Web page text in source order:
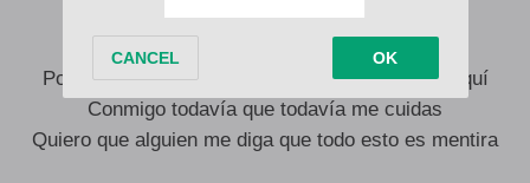
Es que después de ti se me acabó la vida
No aprendo a vivir sin tu compañía
Por este dolor, fabrico fantasías de que estás aquí
Conmigo todavía que todavía me cuidas
Quiero que alguien me diga que todo esto es mentira